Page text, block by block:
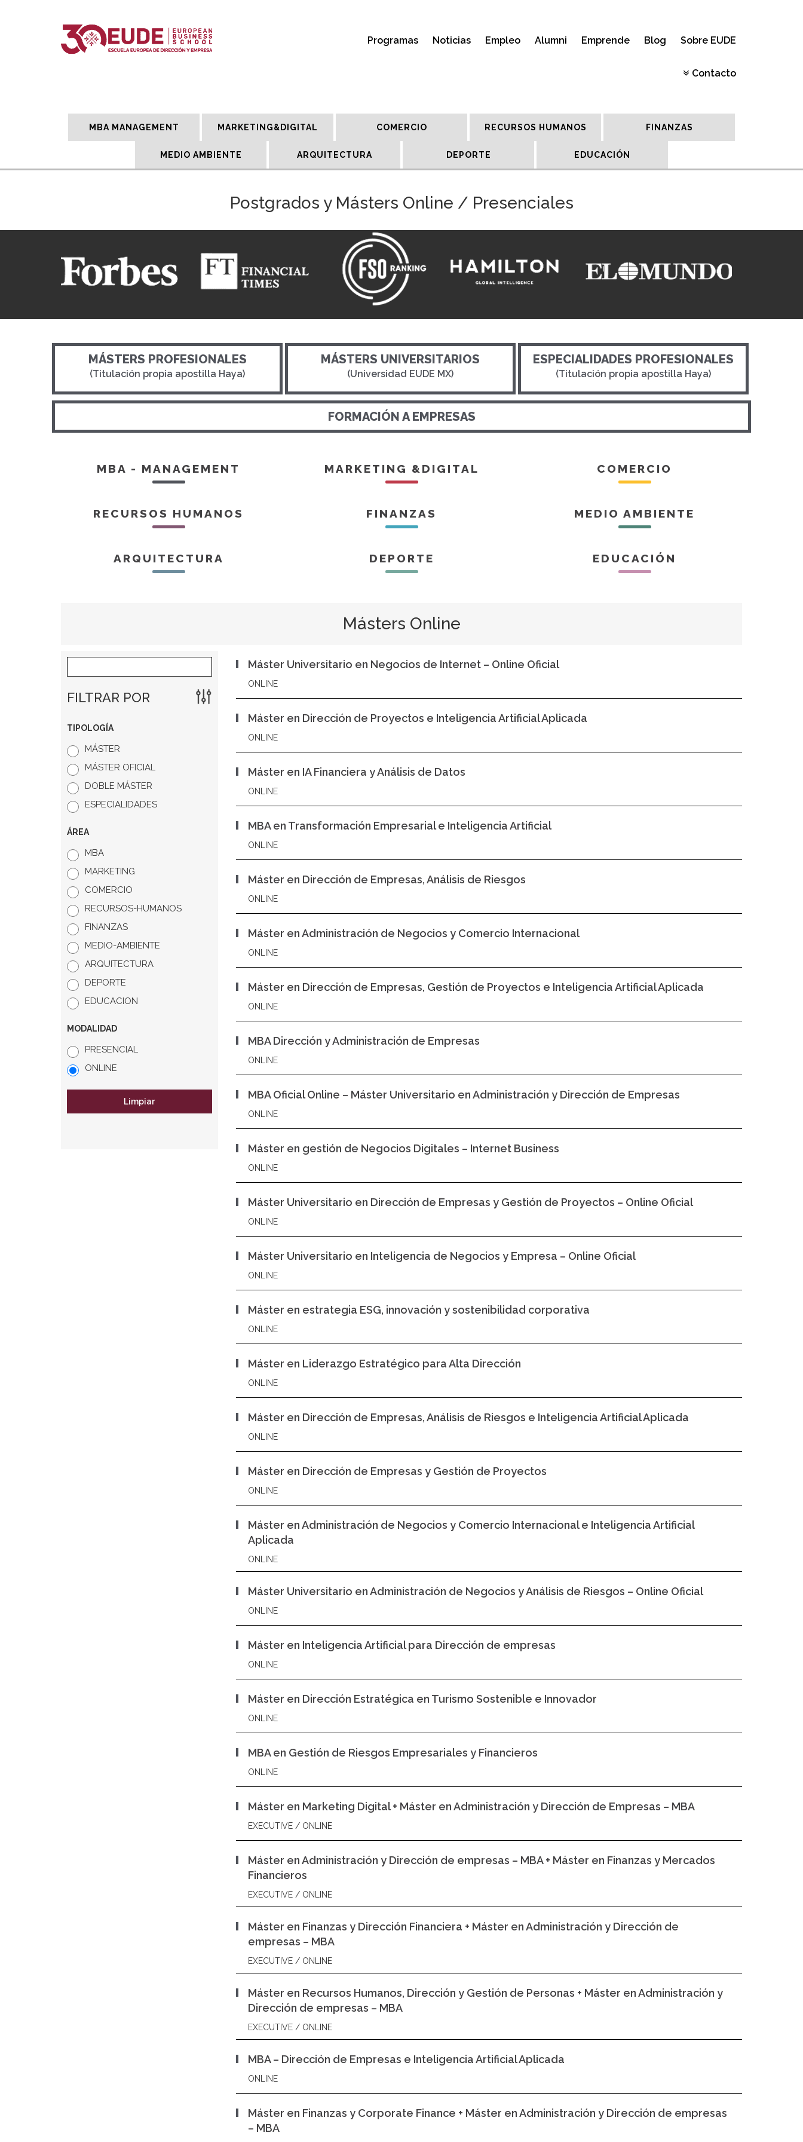
Programas Noticias Empleo Alumni Emprende Blog Sobre EUDE
Contacto
MBA MANAGEMENT MARKETING&DIGITAL COMERCIO RECURSOS HUMANOS FINANZAS
MEDIO AMBIENTE ARQUITECTURA DEPORTE EDUCACIÓN
Postgrados y Másters Online / Presenciales
MÁSTERS PROFESIONALES
(Titulación propia apostilla Haya)
MÁSTERS UNIVERSITARIOS
(Universidad EUDE MX)
ESPECIALIDADES PROFESIONALES
(Titulación propia apostilla Haya)
FORMACIÓN A EMPRESAS
MBA - MANAGEMENT MARKETING &DIGITAL COMERCIO
RECURSOS HUMANOS FINANZAS MEDIO AMBIENTE
ARQUITECTURA DEPORTE EDUCACIÓN
Másters Online
FILTRAR POR
TIPOLOGÍA
MÁSTER
MÁSTER OFICIAL
DOBLE MÁSTER
ESPECIALIDADES
ÁREA
MBA
MARKETING
COMERCIO
RECURSOS-HUMANOS
FINANZAS
MEDIO-AMBIENTE
ARQUITECTURA
DEPORTE
EDUCACION
MODALIDAD
PRESENCIAL
ONLINE
Limpiar
Máster Universitario en Negocios de Internet – Online Oficial
ONLINE
Máster en Dirección de Proyectos e Inteligencia Artificial Aplicada
ONLINE
Máster en IA Financiera y Análisis de Datos
ONLINE
MBA en Transformación Empresarial e Inteligencia Artificial
ONLINE
Máster en Dirección de Empresas, Análisis de Riesgos
ONLINE
Máster en Administración de Negocios y Comercio Internacional
ONLINE
Máster en Dirección de Empresas, Gestión de Proyectos e Inteligencia Artificial Aplicada
ONLINE
MBA Dirección y Administración de Empresas
ONLINE
MBA Oficial Online – Máster Universitario en Administración y Dirección de Empresas
ONLINE
Máster en gestión de Negocios Digitales – Internet Business
ONLINE
Máster Universitario en Dirección de Empresas y Gestión de Proyectos – Online Oficial
ONLINE
Máster Universitario en Inteligencia de Negocios y Empresa – Online Oficial
ONLINE
Máster en estrategia ESG, innovación y sostenibilidad corporativa
ONLINE
Máster en Liderazgo Estratégico para Alta Dirección
ONLINE
Máster en Dirección de Empresas, Análisis de Riesgos e Inteligencia Artificial Aplicada
ONLINE
Máster en Dirección de Empresas y Gestión de Proyectos
ONLINE
Máster en Administración de Negocios y Comercio Internacional e Inteligencia Artificial
Aplicada
ONLINE
Máster Universitario en Administración de Negocios y Análisis de Riesgos – Online Oficial
ONLINE
Máster en Inteligencia Artificial para Dirección de empresas
ONLINE
Máster en Dirección Estratégica en Turismo Sostenible e Innovador
ONLINE
MBA en Gestión de Riesgos Empresariales y Financieros
ONLINE
Máster en Marketing Digital + Máster en Administración y Dirección de Empresas – MBA
EXECUTIVE / ONLINE
Máster en Administración y Dirección de empresas – MBA + Máster en Finanzas y Mercados
Financieros
EXECUTIVE / ONLINE
Máster en Finanzas y Dirección Financiera + Máster en Administración y Dirección de
empresas – MBA
EXECUTIVE / ONLINE
Máster en Recursos Humanos, Dirección y Gestión de Personas + Máster en Administración y
Dirección de empresas – MBA
EXECUTIVE / ONLINE
MBA – Dirección de Empresas e Inteligencia Artificial Aplicada
ONLINE
Máster en Finanzas y Corporate Finance + Máster en Administración y Dirección de empresas
– MBA